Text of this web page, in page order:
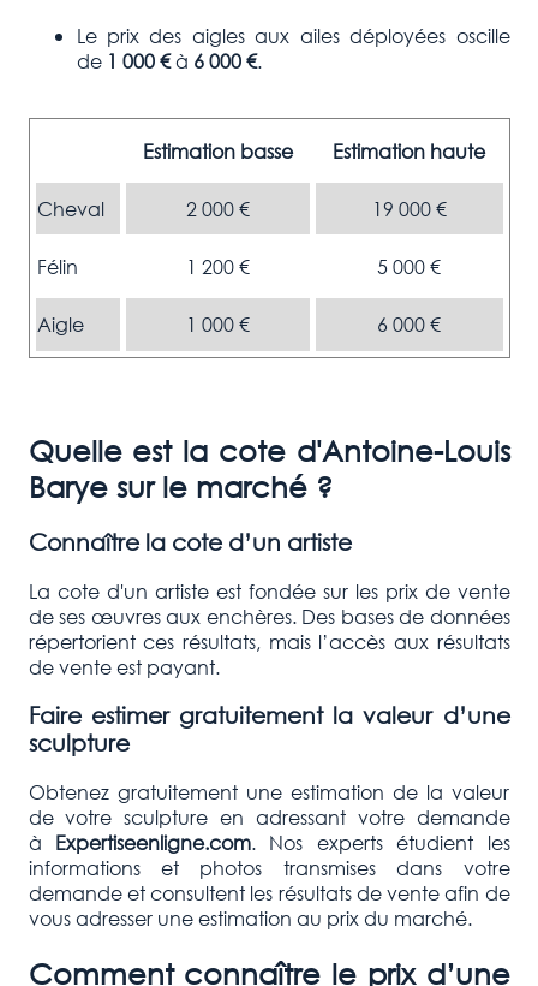
Le prix des aigles aux ailes déployées oscille
de 1 000 €à 6 000 €.
Estimation basse Estimation haute
Cheval 2 000 € 19 000 €
Félin 1 200 € 5 000 €
Aigle 1 000 € 6 000 €
Quelle est la cote d'Antoine-Louis
Baryesur le marché ?
Connaître la cote d’un artiste
La cote d'un artiste est fondée sur les prix de vente
de ses œuvres aux enchères. Des bases de données
répertorient ces résultats, mais l’accès aux résultats
de vente est payant.
Faire estimer gratuitement la valeur d’une
sculpture
Obtenez gratuitement une estimation de la valeur
de votre sculpture en adressant votre demande
à Expertiseenligne.com. Nos experts étudient les
informations et photos transmises dans votre
demande et consultent les résultats de vente afin de
vous adresser une estimation au prix du marché.
Comment connaître le prix d’une